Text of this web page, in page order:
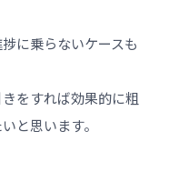
に乗らないケースも
をすれば効果的に粗
と思います。